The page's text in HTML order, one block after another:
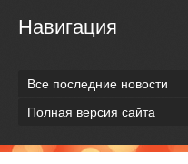
Навигация
Все последние новости
Полная версия сайта